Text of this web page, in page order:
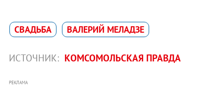
СВАДЬБА ВАЛЕРИЙ МЕЛАДЗЕ
ИСТОЧНИК: КОМСОМОЛЬСКАЯ ПРАВДА
РЕКЛАМА